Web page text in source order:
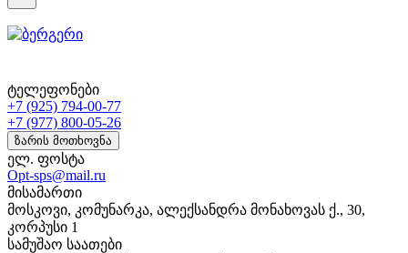
ტელეფონები
+7 (925) 794-00-77
+7 (977) 800-05-26
ზარის მოთხოვნა
ელ. ფოსტა
Opt-sps@mail.ru
მისამართი
მოსკოვი, კომუნარკა, ალექსანდრა მონახოვას ქ., 30,
კორპუსი 1
სამუშაო საათები